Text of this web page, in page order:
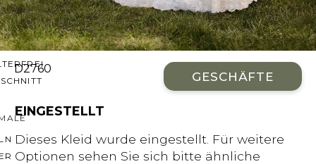
AUSSCHNITT
D2760
GESCHÄFTE
EINGESTELLT
Dieses Kleid wurde eingestellt. Für weitere
Optionen sehen Sie sich bitte ähnliche